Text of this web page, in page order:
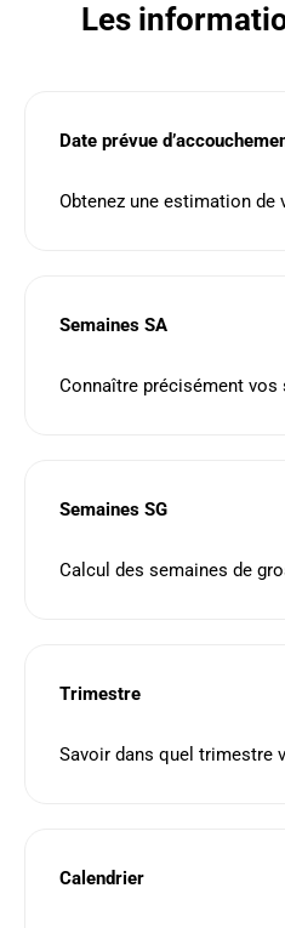
Les
Date prévue
Obtenez une estimation de
Semaines SA
Connaître précisément vos
Semaines SG
Calcul des semaines de
Trimestre
Savoir dans quel trimestre
Calendrier